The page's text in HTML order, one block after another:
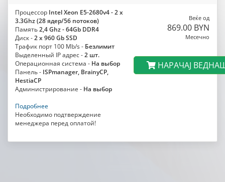
Процессор Intel Xeon E5-2680v4 - 2 x
3.3Ghz (28 ядер/56 потоков)
Память2,4 Ghz - 64Gb DDR4
Диск -2 x 960 Gb SSD
Трафик порт 100 Mb/s - Безлимит
Выделенный IP адрес -2 шт.
Операционная система - На выбор
Панель - ISPmanager, BrainyCP,
HestiaCP
Администрирование - На выбор
Подробнее
Необходимо подтверждение
менеджера перед оплатой!
Веќе од
869.00 BYN
Месечно
НАРАЧАЈ